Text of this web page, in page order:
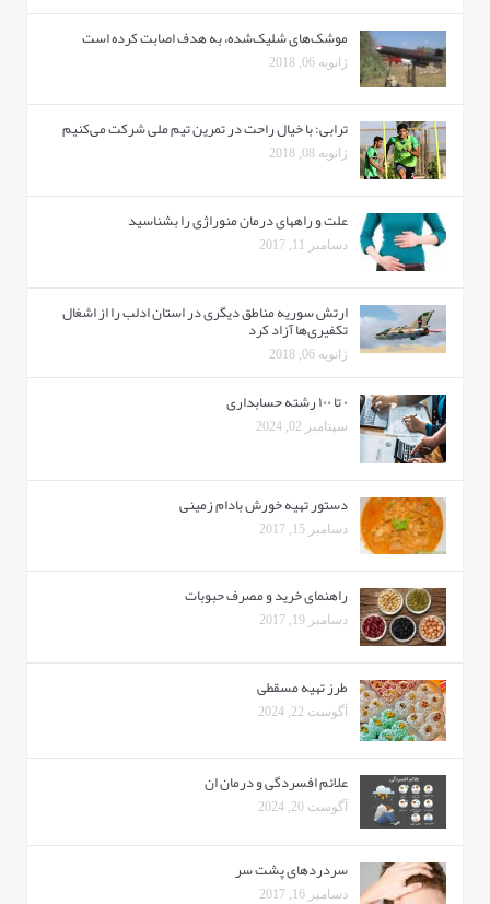
موشک‌های شلیک‌شده، به هدف اصابت کرده است
ژانویه 06, 2018
ترابی: با خیال راحت در تمرین تیم ملی شرکت می‌کنیم
ژانویه 08, 2018
علت و راههای درمان منوراژی را بشناسید
دسامبر 11, 2017
ارتش سوریه مناطق دیگری در استان ادلب را از اشغال
تکفیری‌ها آزاد کرد
ژانویه 06, 2018
۰ تا ۱۰۰ رشته حسابداری
سپتامبر 02, 2024
دستور تهیه خورش بادام زمینی
دسامبر 15, 2017
راهنمای خرید و مصرف حبوبات
دسامبر 19, 2017
طرز تهیه مسقطی
آگوست 22, 2024
علائم افسردگی و درمان ان
آگوست 20, 2024
سردردهای پشت سر
دسامبر 16, 2017